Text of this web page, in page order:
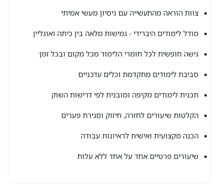
צוות הוראה מהתעשייה עם ניסיון מעשי אמיתי
מודל לימודים היברידי - גמישות מלאה בין כיתה ואונליין
גישה חופשית לכל חומרי הלימוד מכל מקום ובכל זמן
סביבת לימודים מתקדמת וכלים עדכניים
תכנית לימודים מקיפה ומובנית לפי דרישות השוק
הקלטות שיעורים לחזרה, חיזוק וסגירת פערים
הכנה מקצועית ואישית לראיונות עבודה
שיעורים פרטיים אחד על אחד ללא עלות